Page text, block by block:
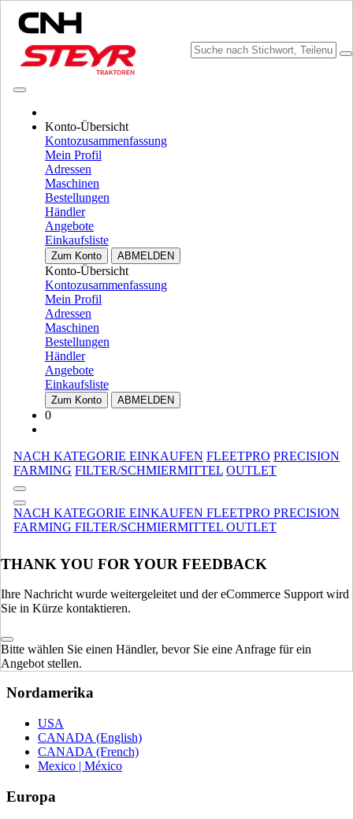
Konto-Übersicht
Kontozusammenfassung
Mein Profil
Adressen
Maschinen
Bestellungen
Händler
Angebote
Einkaufsliste
Zum Konto ABMELDEN
Konto-Übersicht
Kontozusammenfassung
Mein Profil
Adressen
Maschinen
Bestellungen
Händler
Angebote
Einkaufsliste
Zum Konto ABMELDEN
0
NACH KATEGORIE EINKAUFEN FLEETPRO PRECISION
FARMING FILTER/SCHMIERMITTEL OUTLET
NACH KATEGORIE EINKAUFEN FLEETPRO PRECISION
FARMING FILTER/SCHMIERMITTEL OUTLET
THANK YOU FOR YOUR FEEDBACK
Ihre Nachricht wurde weitergeleitet und der eCommerce Support wird
Sie in Kürze kontaktieren.
Bitte wählen Sie einen Händler, bevor Sie eine Anfrage für ein
Angebot stellen.
Marke wählen
Menü schließen
AUSSTATTUNG
AUSSTATTUNGALL AUSSTATTUNG
MOTOREN
Fpt Fpt
MOTORENALLE ANZEIGEN
TRAKTOREN
Utility Utility
Ladeprogramm
Landwirtschaft
TRAKTORENALLE ANZEIGEN
MARKE UND SPRACHE WÄHLEN
Nordamerika
USA
CANADA (English)
CANADA (French)
Mexico | México
Europa